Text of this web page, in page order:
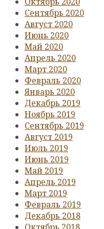
Сентябрь 2020
Август 2020
Июнь 2020
Май 2020
Апрель 2020
Март 2020
Февраль 2020
Январь 2020
Декабрь 2019
Ноябрь 2019
Сентябрь 2019
Август 2019
Июль 2019
Июнь 2019
Май 2019
Апрель 2019
Март 2019
Февраль 2019
Декабрь 2018